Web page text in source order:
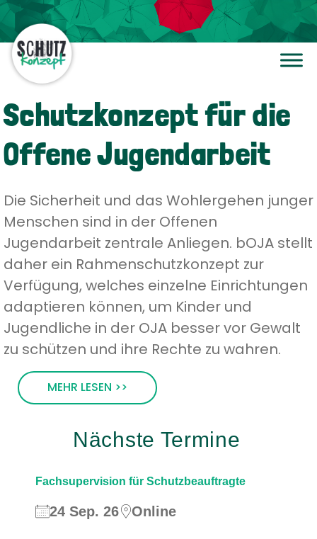
Schutzkonzept für die
Offene Jugendarbeit
Die Sicherheit und das Wohlergehen junger
Menschen sind in der Offenen
Jugendarbeit zentrale Anliegen. bOJA stellt
daher ein Rahmenschutzkonzept zur
Verfügung, welches einzelne Einrichtungen
adaptieren können, um Kinder und
Jugendliche in der OJA besser vor Gewalt
zu schützen und ihre Rechte zu wahren.
MEHR LESEN >>
Nächste Termine
Fachsupervision für Schutzbeauftragte
24 Sep. 26 Online